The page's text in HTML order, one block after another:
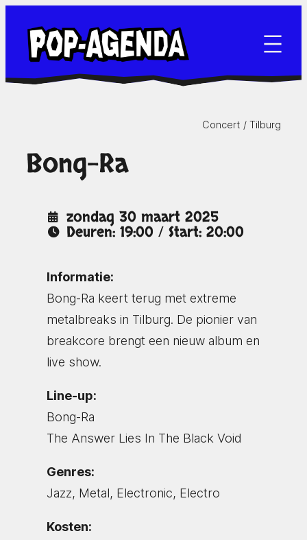
naar
inhoud
Concert / Tilburg
Bong-Ra
zondag 30 maart 2025
Deuren: 19:00 / Start: 20:00
Informatie:
Bong-Ra keert terug met extreme
metalbreaks in Tilburg. De pionier van
breakcore brengt een nieuw album en
live show.
Line-up:
Bong-Ra
The Answer Lies In The Black Void
Genres:
Jazz, Metal, Electronic, Electro
Kosten: